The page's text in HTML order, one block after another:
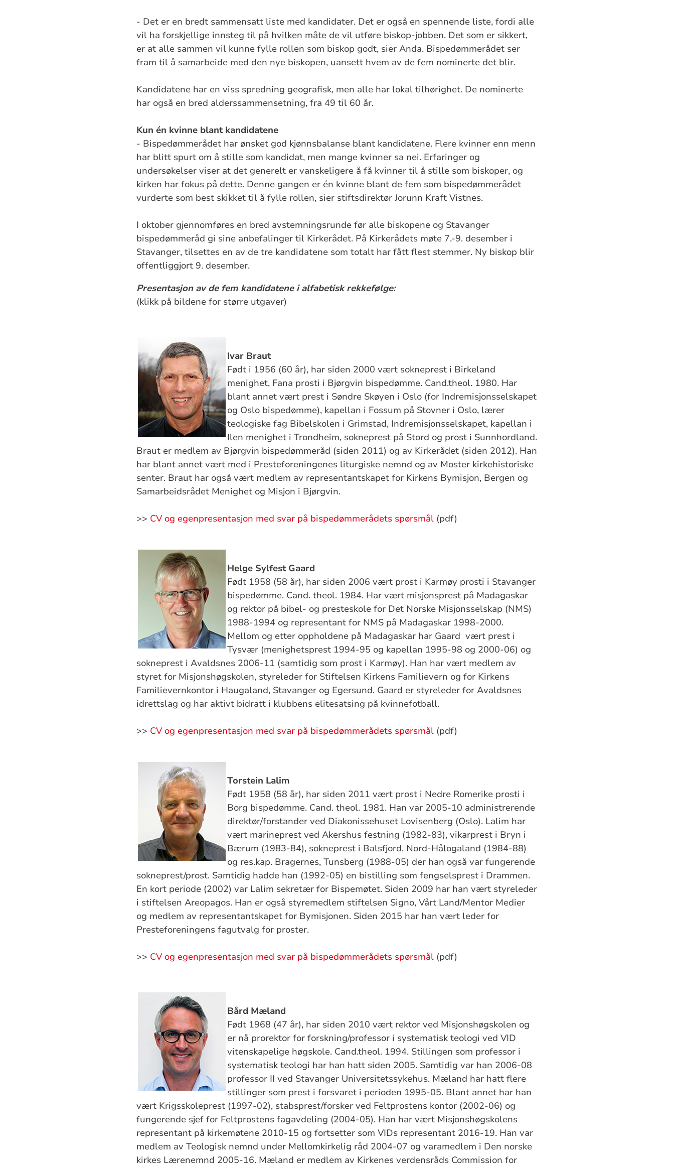
- Det er en bredt sammensatt liste med kandidater. Det er også en spennende liste, fordi alle
vil ha forskjellige innsteg til på hvilken måte de vil utføre biskop-jobben. Det som er sikkert,
er at alle sammen vil kunne fylle rollen som biskop godt, sier Anda. Bispedømmerådet ser
fram til å samarbeide med den nye biskopen, uansett hvem av de fem nominerte det blir.
Kandidatene har en viss spredning geografisk, men alle har lokal tilhørighet. De nominerte
har også en bred alderssammensetning, fra 49 til 60 år.
Kun én kvinne blant kandidatene
- Bispedømmerådet har ønsket god kjønnsbalanse blant kandidatene. Flere kvinner enn menn
har blitt spurt om å stille som kandidat, men mange kvinner sa nei. Erfaringer og
undersøkelser viser at det generelt er vanskeligere å få kvinner til å stille som biskoper, og
kirken har fokus på dette. Denne gangen er én kvinne blant de fem som bispedømmerådet
vurderte som best skikket til å fylle rollen, sier stiftsdirektør Jorunn Kraft Vistnes.
I oktober gjennomføres en bred avstemningsrunde før alle biskopene og Stavanger
bispedømmeråd gi sine anbefalinger til Kirkerådet. På Kirkerådets møte 7.-9. desember i
Stavanger, tilsettes en av de tre kandidatene som totalt har fått flest stemmer. Ny biskop blir
offentliggjort 9. desember.
Presentasjon av de fem kandidatene i alfabetisk rekkefølge:
(klikk på bildene for større utgaver)
Ivar Braut
Født i 1956 (60 år), har siden 2000 vært sokneprest i Birkeland
menighet, Fana prosti i Bjørgvin bispedømme. Cand.theol. 1980. Har
blant annet vært prest i Søndre Skøyen i Oslo (for Indremisjonsselskapet
og Oslo bispedømme), kapellan i Fossum på Stovner i Oslo, lærer
teologiske fag Bibelskolen i Grimstad, Indremisjonsselskapet, kapellan i
Ilen menighet i Trondheim, sokneprest på Stord og prost i Sunnhordland.
Braut er medlem av Bjørgvin bispedømmeråd (siden 2011) og av Kirkerådet (siden 2012). Han
har blant annet vært med i Presteforeningenes liturgiske nemnd og av Moster kirkehistoriske
senter. Braut har også vært medlem av representantskapet for Kirkens Bymisjon, Bergen og
Samarbeidsrådet Menighet og Misjon i Bjørgvin.
>> CV og egenpresentasjon med svar på bispedømmerådets spørsmål (pdf)
Helge Sylfest Gaard
Født 1958 (58 år), har siden 2006 vært prost i Karmøy prosti i Stavanger
bispedømme. Cand. theol. 1984. Har vært misjonsprest på Madagaskar
og rektor på bibel- og presteskole for Det Norske Misjonsselskap (NMS)
1988-1994 og representant for NMS på Madagaskar 1998-2000.
Mellom og etter oppholdene på Madagaskar har Gaard vært prest i
Tysvær (menighetsprest 1994-95 og kapellan 1995-98 og 2000-06) og
sokneprest i Avaldsnes 2006-11 (samtidig som prost i Karmøy). Han har vært medlem av
styret for Misjonshøgskolen, styreleder for Stiftelsen Kirkens Familievern og for Kirkens
Familievernkontor i Haugaland, Stavanger og Egersund. Gaard er styreleder for Avaldsnes
idrettslag og har aktivt bidratt i klubbens elitesatsing på kvinnefotball.
>> CV og egenpresentasjon med svar på bispedømmerådets spørsmål (pdf)
Torstein Lalim
Født 1958 (58 år), har siden 2011 vært prost i Nedre Romerike prosti i
Borg bispedømme. Cand. theol. 1981. Han var 2005-10 administrerende
direktør/forstander ved Diakonissehuset Lovisenberg (Oslo). Lalim har
vært marineprest ved Akershus festning (1982-83), vikarprest i Bryn i
Bærum (1983-84), sokneprest i Balsfjord, Nord-Hålogaland (1984-88)
og res.kap. Bragernes, Tunsberg (1988-05) der han også var fungerende
sokneprest/prost. Samtidig hadde han (1992-05) en bistilling som fengselsprest i Drammen.
En kort periode (2002) var Lalim sekretær for Bispemøtet. Siden 2009 har han vært styreleder
i stiftelsen Areopagos. Han er også styremedlem stiftelsen Signo, Vårt Land/Mentor Medier
og medlem av representantskapet for Bymisjonen. Siden 2015 har han vært leder for
Presteforeningens fagutvalg for proster.
>> CV og egenpresentasjon med svar på bispedømmerådets spørsmål (pdf)
Bård Mæland
Født 1968 (47 år), har siden 2010 vært rektor ved Misjonshøgskolen og
er nå prorektor for forskning/professor i systematisk teologi ved VID
vitenskapelige høgskole. Cand.theol. 1994. Stillingen som professor i
systematisk teologi har han hatt siden 2005. Samtidig var han 2006-08
professor II ved Stavanger Universitetssykehus. Mæland har hatt flere
stillinger som prest i forsvaret i perioden 1995-05. Blant annet har han
vært Krigsskoleprest (1997-02), stabsprest/forsker ved Feltprostens kontor (2002-06) og
fungerende sjef for Feltprostens fagavdeling (2004-05). Han har vært Misjonshøgskolens
representant på kirkemøtene 2010-15 og fortsetter som VIDs representant 2016-19. Han var
medlem av Teologisk nemnd under Mellomkirkelig råd 2004-07 og varamedlem i Den norske
kirkes Lærenemnd 2005-16. Mæland er medlem av Kirkenes verdensråds Commission for